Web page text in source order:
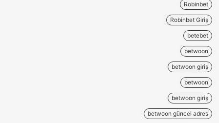
Robinbet
Robinbet Giriş
betebet
betwoon
betwoon giriş
betwoon
betwoon giriş
betwoon güncel adres